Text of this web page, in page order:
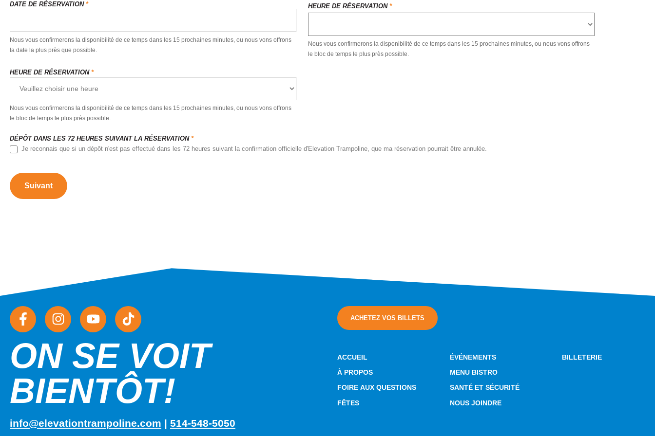
in
FR
DATE DE RÉSERVATION *
Nous vous confirmerons la disponibilité de ce temps dans les 15 prochaines minutes, ou nous vons offrons
la date la plus près que possible.
HEURE DE RÉSERVATION *
Nous vous confirmerons la disponibilité de ce temps dans les 15 prochaines minutes, ou nous vons offrons
le bloc de temps le plus près possible.
HEURE DE RÉSERVATION *
Nous vous confirmerons la disponibilité de ce temps dans les 15 prochaines minutes, ou nous vons offrons
le bloc de temps le plus près possible.
DÉPÔT DANS LES 72 HEURES SUIVANT LA RÉSERVATION *
Je reconnais que si un dépôt n'est pas effectué dans les 72 heures suivant la confirmation officielle d'Elevation Trampoline, que ma réservation pourrait être annulée.
Suivant
ON SE VOIT
BIENTÔT!
info@elevationtrampoline.com | 514-548-5050
ACHETEZ VOS BILLETS
ACCUEIL
À PROPOS
FOIRE AUX QUESTIONS
FÊTES
ÉVÉNEMENTS
MENU BISTRO
SANTÉ ET SÉCURITÉ
NOUS JOINDRE
BILLETERIE